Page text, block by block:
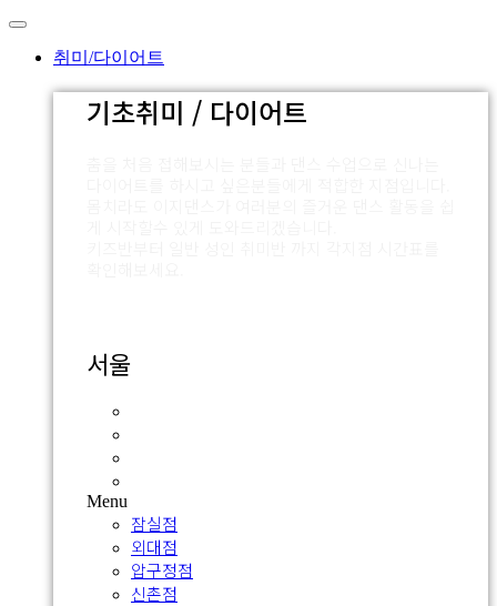
Skip
content취미/다이어트
기초취미 / 다이어트
서울
Menu
잠실점
외대점
압구정점
신촌점